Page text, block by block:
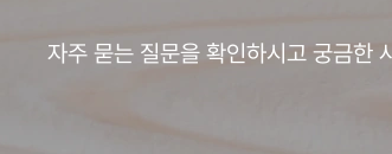
자주 묻는 질문을 확인하시고 궁금한